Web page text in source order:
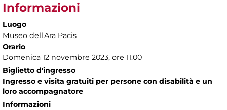
Informazioni
Luogo
Museo dell'Ara Pacis
Orario
Domenica 12 novembre 2023, ore 11.00
Biglietto d'ingresso
Ingresso e visita gratuiti per persone con disabilità e un
loro accompagnatore
Informazioni